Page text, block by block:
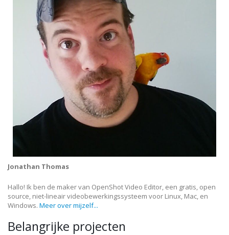
Jonathan Thomas
Hallo! Ik ben de maker van OpenShot Video Editor, een gratis, open
source, niet-lineair videobewerkingssysteem voor Linux, Mac, en
Windows. Meer over mijzelf...
Belangrijke projecten